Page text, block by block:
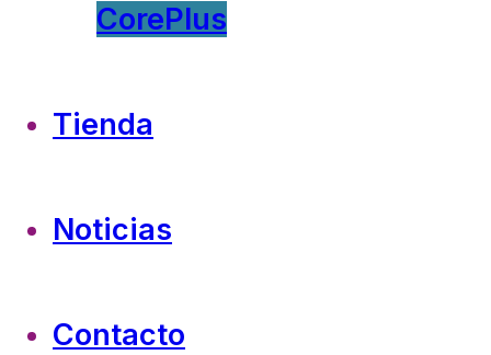
CorePlus
Tienda
Noticias
Contacto